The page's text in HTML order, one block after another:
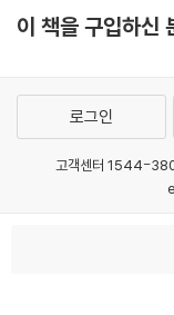
이 책을 구입하신
로그인
고객센터 1544-